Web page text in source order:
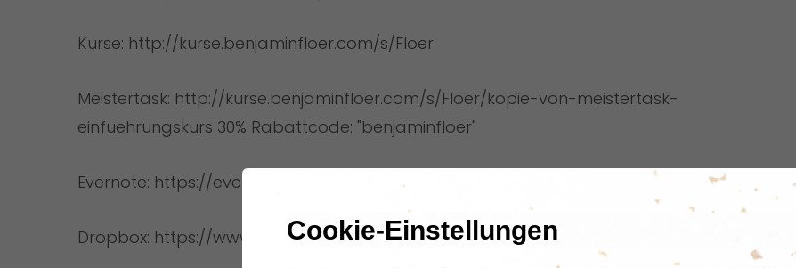
Kurse: http://kurse.benjaminfloer.com/s/Floer
Meistertask: http://kurse.benjaminfloer.com/s/Floer/kopie-von-meistertask-
einfuehrungskurs 30% Rabattcode: "benjaminfloer"
Evernote: https://evernote.com/intl/de
Dropbox: https://www.dropbox.com/de/Cookie-Einstellungen